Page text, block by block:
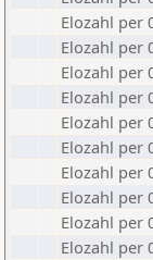
Elozahl per
Elozahl per
Elozahl per
Elozahl per
Elozahl per
Elozahl per
Elozahl per
Elozahl per
Elozahl per
Elozahl per